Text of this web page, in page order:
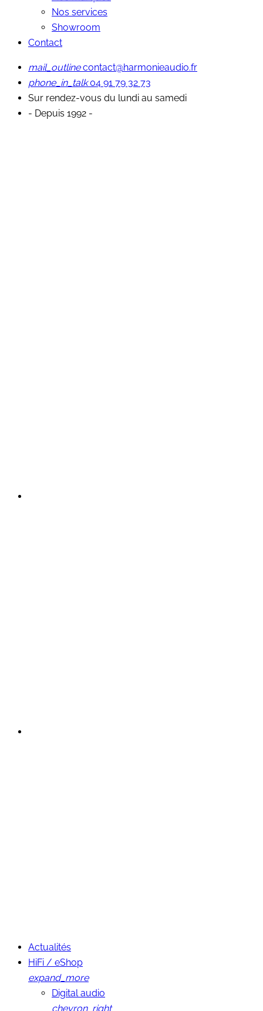
Nos services
Showroom
Contact
mail_outline contact@harmonieaudio.fr
phone_in_talk 04 91 79 32 73
Sur rendez-vous du lundi au samedi
- Depuis 1992 -
Actualités
HiFi / eShop
expand_more
Digital audio
chevron_right